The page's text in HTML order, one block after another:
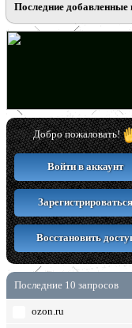
Последние добавленные
Добро пожаловать!
Войти в аккаунт
Зарегистрироваться
Восстановить
Последние 10 запросов
ozon.ru